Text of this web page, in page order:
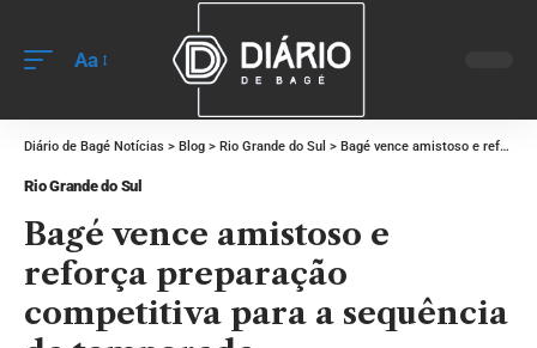
Aa
Diário de Bagé Notícias > Blog > Rio Grande do Sul > Bagé vence amistoso e reforça preparação competitiva para a sequência da temporada
Rio Grande do Sul
Bagé vence amistoso e
reforça preparação
competitiva para a sequência